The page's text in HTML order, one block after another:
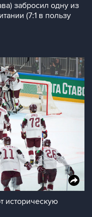
забросил одну из
(7:1 в пользу
историческую